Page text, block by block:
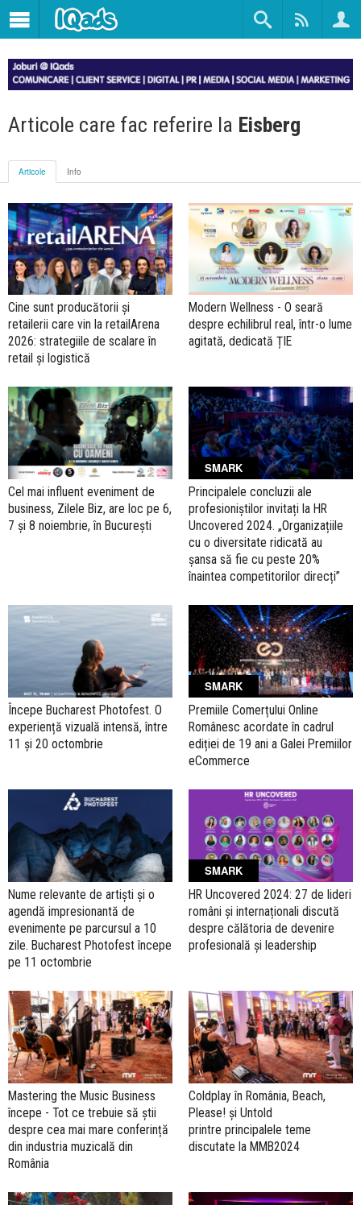
Articole care fac referire la Eisberg
Articole Info
Cine sunt producătorii și
retailerii care vin la retailArena
2026: strategiile de scalare în
retail și logistică
Modern Wellness - O seară
despre echilibrul real, într-o lume
agitată, dedicată ȚIE
Cel mai influent eveniment de
business, Zilele Biz, are loc pe 6,
7 și 8 noiembrie, în București
SMARK
Principalele concluzii ale
profesioniștilor invitați la HR
Uncovered 2024. „Organizațiile
cu o diversitate ridicată au
șansa să fie cu peste 20%
înaintea competitorilor direcți”
Începe Bucharest Photofest. O
experiență vizuală intensă, între
11 și 20 octombrie
SMARK
Premiile Comerțului Online
Românesc acordate în cadrul
ediției de 19 ani a Galei Premiilor
eCommerce
Nume relevante de artiști și o
agendă impresionantă de
evenimente pe parcursul a 10
zile. Bucharest Photofest începe
pe 11 octombrie
SMARK
HR Uncovered 2024: 27 de lideri
români și internaționali discută
despre călătoria de devenire
profesională și leadership
Mastering the Music Business
începe - Tot ce trebuie să știi
despre cea mai mare conferință
din industria muzicală din
România
Coldplay în România, Beach,
Please! și Untold
printre principalele teme
discutate la MMB2024